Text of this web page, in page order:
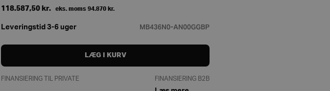
118.587,50 kr. eks. moms 94.870 kr.
Leveringstid 3-6 uger MB436N0-AN00GGBP
LÆG I KURV
FINANSIERING TIL PRIVATE FINANSIERING B2B